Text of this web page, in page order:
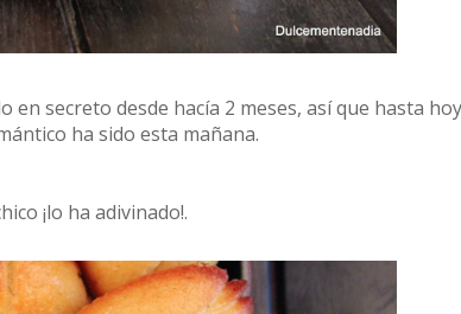
en secreto desde hacía 2 meses, así que hasta hoy
ha sido esta mañana.
¡lo ha adivinado!.